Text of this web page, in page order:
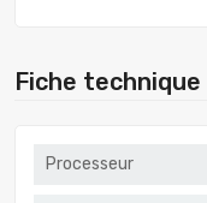
Fiche technique
Processeur